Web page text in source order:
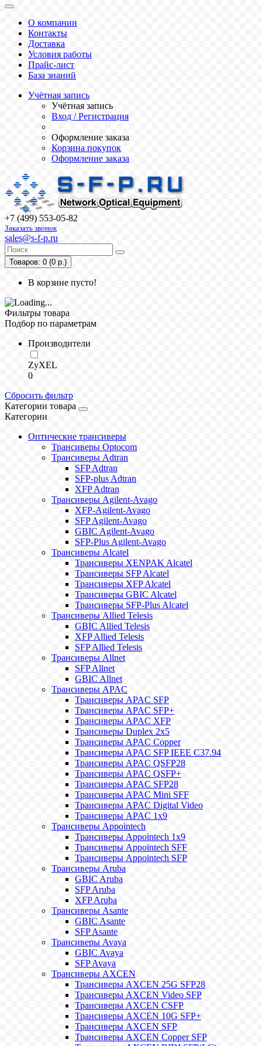
О компании
Контакты
Доставка
Условия работы
Прайс-лист
База знаний
Учётная запись
Учётная запись
Вход / Регистрация
Оформление заказа
Корзина покупок
Оформление заказа
+7 (499) 553-05-82
Заказать звонок
sales@s-f-p.ru
Товаров: 0 (0 р.)
В корзине пусто!
Фильтры товара
Подбор по параметрам
Производители
ZyXEL
0
Сбросить фильтр
Категории товара
Категории
Оптические трансиверы
Трансиверы Optocom
Трансиверы Adtran
SFP Adtran
SFP-plus Adtran
XFP Adtran
Трансиверы Agilent-Avago
XFP-Agilent-Avago
SFP Agilent-Avago
GBIC Agilent-Avago
SFP-Plus Agilent-Avago
Трансиверы Alcatel
Трансиверы XENPAK Alcatel
Трансиверы SFP Alcatel
Трансиверы XFP Alcatel
Трансиверы GBIC Alcatel
Трансиверы SFP-Plus Alcatel
Трансиверы Allied Telesis
GBIC Allied Telesis
XFP Allied Telesis
SFP Allied Telesis
Трансиверы Allnet
SFP Allnet
GBIC Allnet
Трансиверы APAC
Трансиверы APAC SFP
Трансиверы APAC SFP+
Трансиверы APAC XFP
Трансиверы Duplex 2x5
Трансиверы APAC Copper
Трансиверы APAC SFP IEEE C37.94
Трансиверы APAC QSFP28
Трансиверы APAC QSFP+
Трансиверы APAC SFP28
Трансиверы APAC Mini SFF
Трансиверы APAC Digital Video
Трансиверы APAC 1x9
Трансиверы Appointech
Трансиверы Appointech 1x9
Трансиверы Appointech SFF
Трансиверы Appointech SFP
Трансиверы Aruba
GBIC Aruba
SFP Aruba
XFP Aruba
Трансиверы Asante
GBIC Asante
SFP Asante
Трансиверы Avaya
GBIC Avaya
SFP Avaya
Трансиверы AXCEN
Трансиверы AXCEN 25G SFP28
Трансиверы AXCEN Video SFP
Трансиверы AXCEN CSFP
Трансиверы AXCEN 10G SFP+
Трансиверы AXCEN SFP
Трансиверы AXCEN Copper SFP